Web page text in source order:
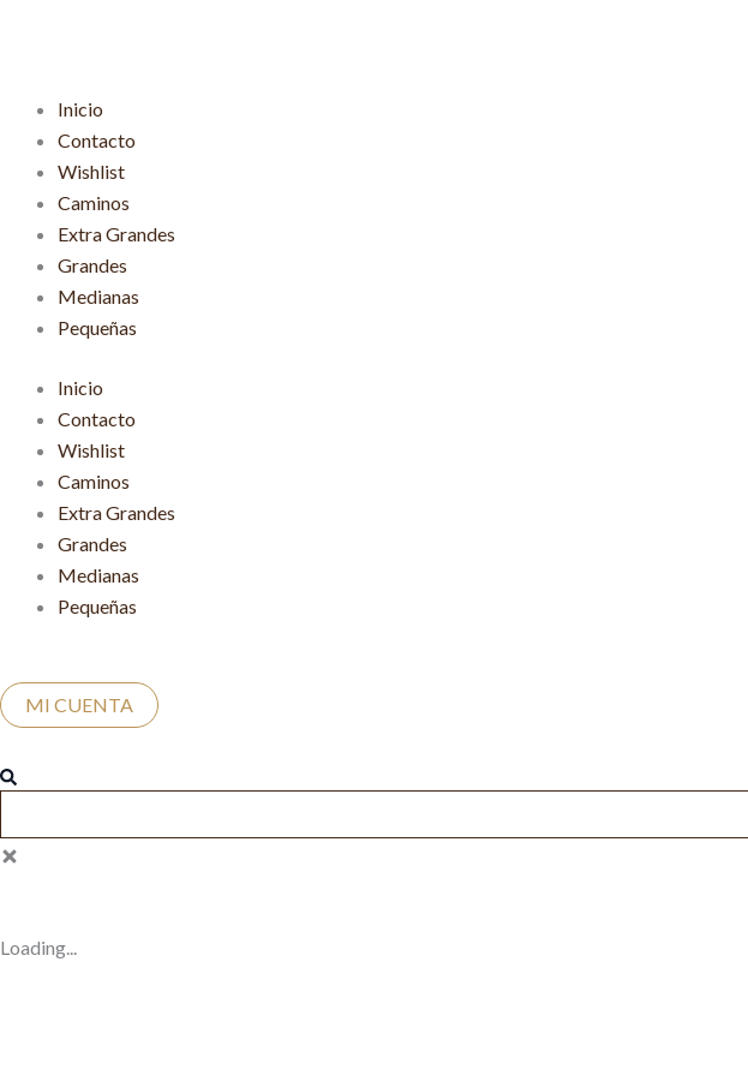
Inicio
Contacto
Wishlist
Caminos
Extra Grandes
Grandes
Medianas
Pequeñas
Inicio
Contacto
Wishlist
Caminos
Extra Grandes
Grandes
Medianas
Pequeñas
MI CUENTA
Search
Loading...